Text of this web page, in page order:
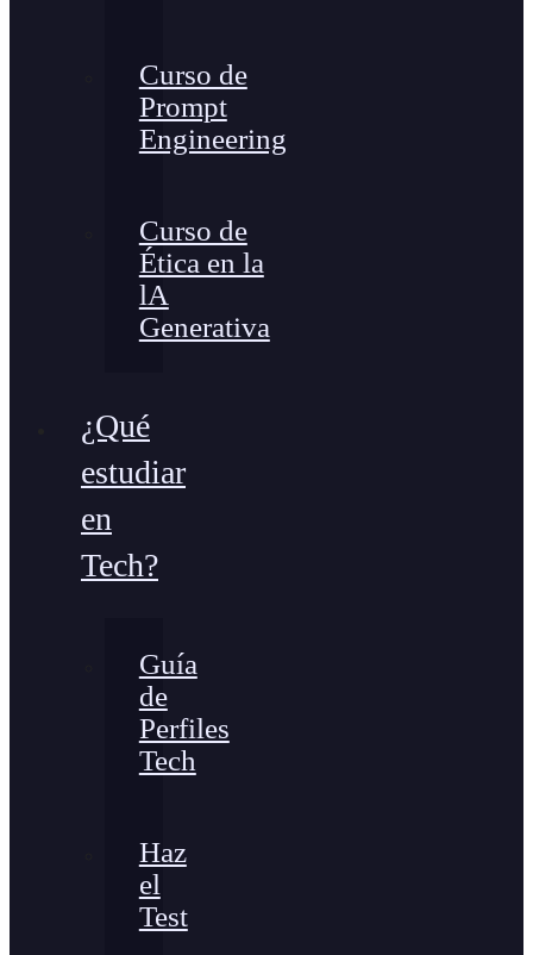
Curso de
Prompt
Engineering
Curso de
Ética en la
lA
Generativa
¿Qué
estudiar
en
Tech?
Guía
de
Perfiles
Tech
Haz
el
Test